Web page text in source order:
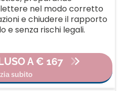
nel modo corretto
e chiudere il rapporto
e senza rischi legali.
A € 167
subito